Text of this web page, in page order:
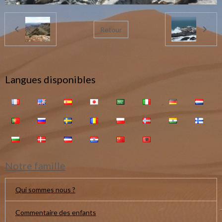
Retour
Langues disponibles
Notre famille
Qui sommes nous ?
Commentaire des enfants